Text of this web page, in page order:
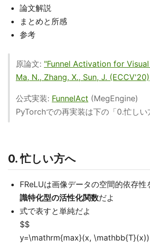
論文解説
まとめと所感
参考
原論文: "Funnel Activation for
Ma, N., Zhang, X., Sun, J. (ECCV'20)
公式実装: FunnelAct (MegEngine)
PyTorchでの再実装は下の「0.忙しい
0. 忙しい方へ
FReLUは画像データの空間的依存性
識特化型の活性化関数だよ
式で表すと単純だよ
$$
y=\mathrm{max}(x, \mathbb{T}(x))